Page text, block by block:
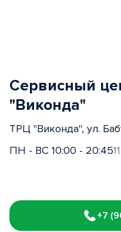
Сервисный
"Виконда"
ТРЦ "Виконда", ул.
ПН - ВС 10:00 - 20:45
1
of
+7